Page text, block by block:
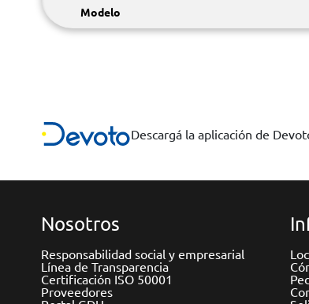
Modelo
Descargá la aplicación de
Nosotros
Responsabilidad social y empresarial
Línea de Transparencia
Certificación ISO 50001
Proveedores